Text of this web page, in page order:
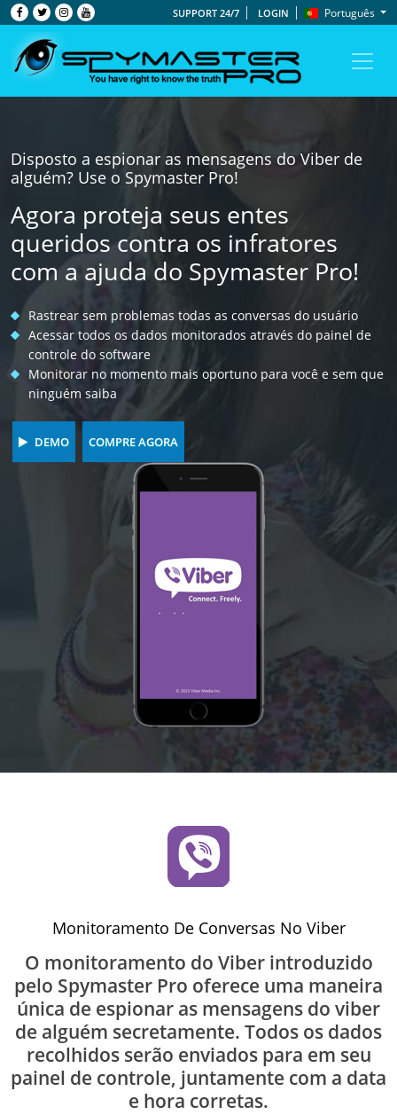
SUPPORT 24/7 LOGIN Português
Disposto a espionar as mensagens do Viber de
alguém? Use o Spymaster Pro!
Agora proteja seus entes
queridos contra os infratores
com a ajuda do Spymaster Pro!
Rastrear sem problemas todas as conversas do usuário
Acessar todos os dados monitorados através do painel de
controle do software
Monitorar no momento mais oportuno para você e sem que
ninguém saiba
DEMO COMPRE AGORA
Monitoramento De Conversas No Viber
O monitoramento do Viber introduzido
pelo Spymaster Pro oferece uma maneira
única de espionar as mensagens do viber
de alguém secretamente. Todos os dados
recolhidos serão enviados para em seu
painel de controle, juntamente com a data
e hora corretas.